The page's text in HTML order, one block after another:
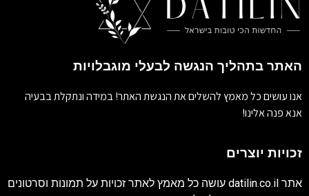
האתר בתהליך הנגשה לבעלי מוגבלויות
אנו עושים כל מאמץ להשלים את הנגשת האתר! במידה ונתקלת בבעיה
אנא פנה אלינו!
זכויות יוצרים
אתר datilin.co.il עושה כל מאמץ לאתר זכויות על תמונות וסרטונים